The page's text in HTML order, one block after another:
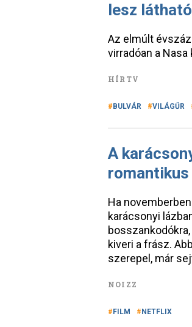
lesz
Az elmúlt
virradóan a
HÍRTV
BULVÁR VILÁGŰR
A
Ha
karácsonyi
kiveri a frász.
szerepel, már
NOIZZ
FILM NETFLIX